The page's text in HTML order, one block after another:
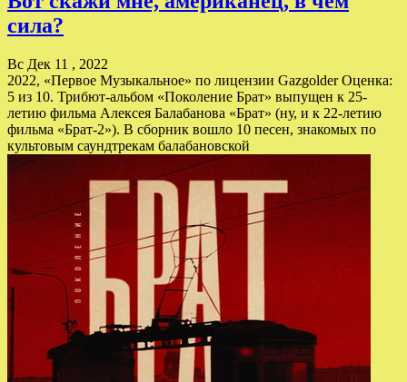
сила?
Вс Дек 11 , 2022
2022, «Первое Музыкальное» по лицензии Gazgolder Оценка:
5 из 10. Трибют-альбом «Поколение Брат» выпущен к 25-
летию фильма Алексея Балабанова «Брат» (ну, и к 22-летию
фильма «Брат-2»). В сборник вошло 10 песен, знакомых по
культовым саундтрекам балабановской